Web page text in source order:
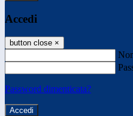
Accedi
button close ×
Password dimenticata?